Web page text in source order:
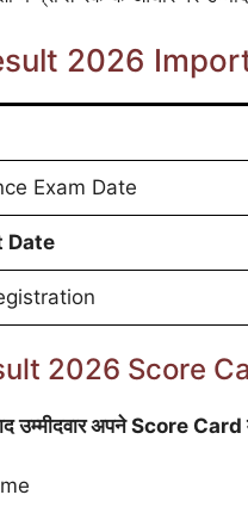
2026
Exam Date
Date
2026 Score
उम्मीदवार अपने Score